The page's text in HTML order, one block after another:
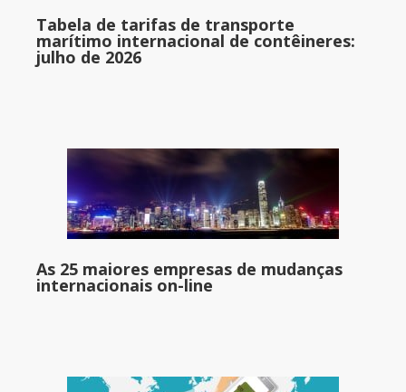
Tabela de tarifas de transporte
marítimo internacional de contêineres:
julho de 2026
As 25 maiores empresas de mudanças
internacionais on-line